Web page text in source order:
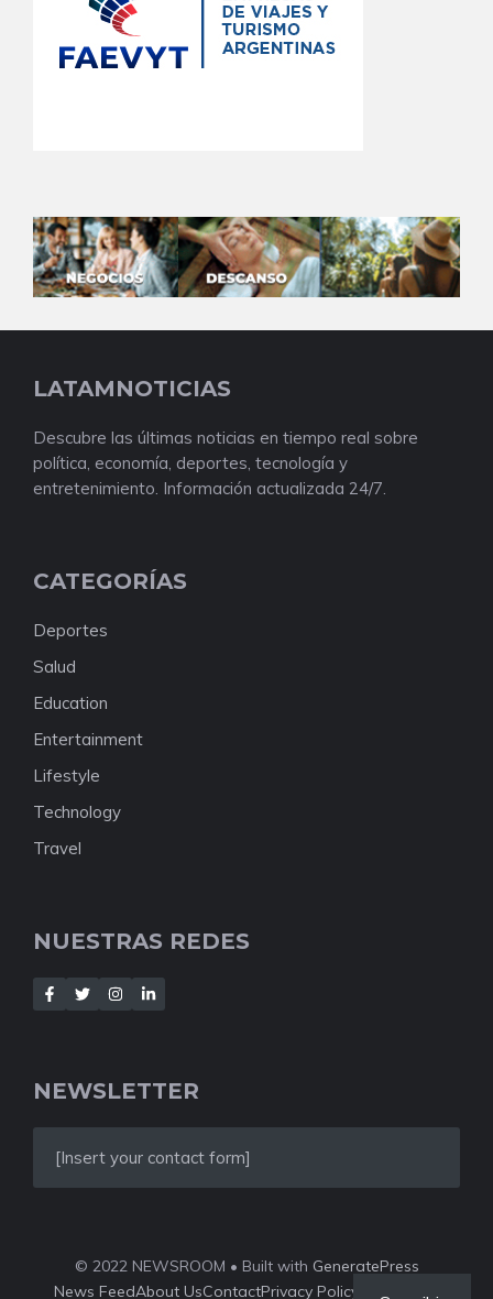
LATAMNOTICIAS
Descubre las últimas noticias en tiempo real sobre
política, economía, deportes, tecnología y
entretenimiento. Información actualizada 24/7.
CATEGORÍAS
Deportes
Salud
Education
Entertainment
Lifestyle
Technology
Travel
NUESTRAS REDES
NEWSLETTER
[Insert your contact form]
© 2022 NEWSROOM • Built with GeneratePress
News FeedAbout UsContactPrivacy Policy